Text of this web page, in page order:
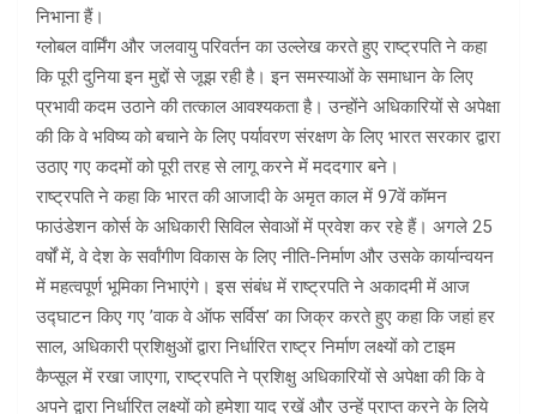
निभाना हैं।
ग्लोबल वार्मिंग और जलवायु परिवर्तन का उल्लेख करते हुए राष्ट्रपति ने कहा
कि पूरी दुनिया इन मुद्दों से जूझ रही है। इन समस्याओं के समाधान के लिए
प्रभावी कदम उठाने की तत्काल आवश्यकता है। उन्होंने अधिकारियों से अपेक्षा
की कि वे भविष्य को बचाने के लिए पर्यावरण संरक्षण के लिए भारत सरकार द्वारा
उठाए गए कदमों को पूरी तरह से लागू करने में मददगार बने।
राष्ट्रपति ने कहा कि भारत की आजादी के अमृत काल में 97वें कॉमन
फाउंडेशन कोर्स के अधिकारी सिविल सेवाओं में प्रवेश कर रहे हैं। अगले 25
वर्षों में, वे देश के सर्वांगीण विकास के लिए नीति-निर्माण और उसके कार्यान्वयन
में महत्वपूर्ण भूमिका निभाएंगे। इस संबंध में राष्ट्रपति ने अकादमी में आज
उद्घाटन किए गए ’वाक वे ऑफ सर्विस’ का जिक्र करते हुए कहा कि जहां हर
साल, अधिकारी प्रशिक्षुओं द्वारा निर्धारित राष्ट्र निर्माण लक्ष्यों को टाइम
कैप्सूल में रखा जाएगा, राष्ट्रपति ने प्रशिक्षु अधिकारियों से अपेक्षा की कि वे
अपने द्वारा निर्धारित लक्ष्यों को हमेशा याद रखें और उन्हें प्राप्त करने के लिये